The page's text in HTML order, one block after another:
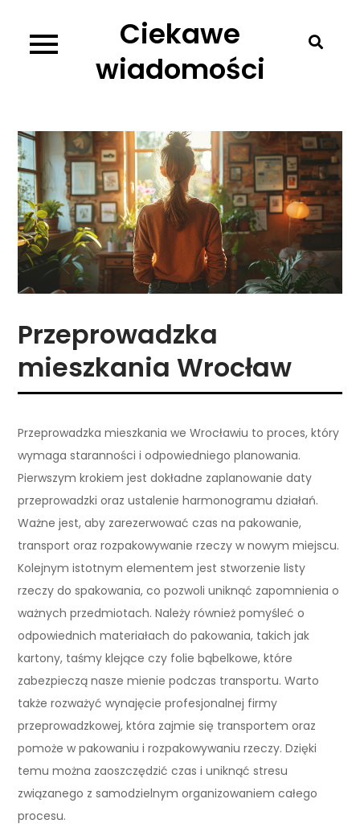
content
Ciekawe
wiadomości
Przeprowadzka
mieszkania Wrocław
Przeprowadzka mieszkania we Wrocławiu to proces, który
wymaga staranności i odpowiedniego planowania.
Pierwszym krokiem jest dokładne zaplanowanie daty
przeprowadzki oraz ustalenie harmonogramu działań.
Ważne jest, aby zarezerwować czas na pakowanie,
transport oraz rozpakowywanie rzeczy w nowym miejscu.
Kolejnym istotnym elementem jest stworzenie listy
rzeczy do spakowania, co pozwoli uniknąć zapomnienia o
ważnych przedmiotach. Należy również pomyśleć o
odpowiednich materiałach do pakowania, takich jak
kartony, taśmy klejące czy folie bąbelkowe, które
zabezpieczą nasze mienie podczas transportu. Warto
także rozważyć wynajęcie profesjonalnej firmy
przeprowadzkowej, która zajmie się transportem oraz
pomoże w pakowaniu i rozpakowywaniu rzeczy. Dzięki
temu można zaoszczędzić czas i uniknąć stresu
związanego z samodzielnym organizowaniem całego
procesu.